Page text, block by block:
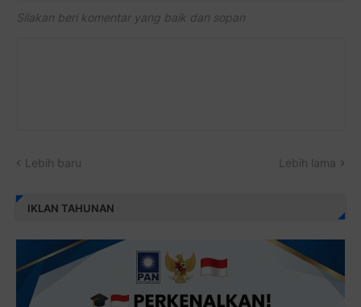
Silakan beri komentar yang baik dan sopan
Lebih baru Lebih lama
IKLAN TAHUNAN